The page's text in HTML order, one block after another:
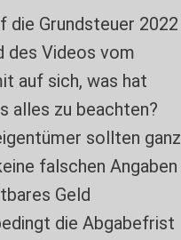
die Grundsteuer 2022
des Videos vom
auf sich, was hat
alles zu beachten?
sollten ganz
falschen Angaben
Geld
die Abgabefrist